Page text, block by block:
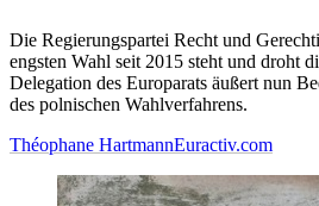
Die Regierungspartei Recht und
engsten Wahl seit 2015 steht und droht
Delegation des Europarats äußert nun
des polnischen Wahlverfahrens.
Théophane HartmannEuractiv.com